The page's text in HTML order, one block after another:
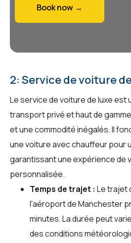
Book now →
2: Service de voiture
Le service de voiture de luxe est
transport privé et haut de
et une commodité inégalés. Il
une voiture avec chauffeur pour
garantissant une expérience de
personnalisée.
Temps de trajet : Le trajet
l'aéroport de Manchester
minutes. La durée peut
des conditions